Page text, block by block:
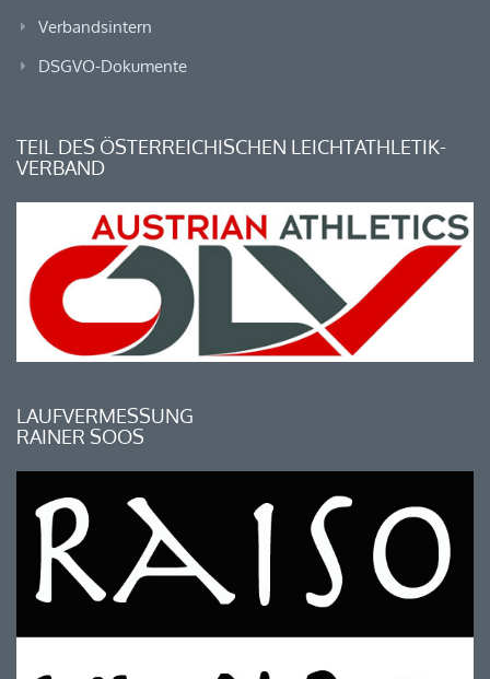
Verbandsintern
DSGVO-Dokumente
TEIL DES ÖSTERREICHISCHEN LEICHTATHLETIK-
VERBAND
LAUFVERMESSUNG
RAINER SOOS